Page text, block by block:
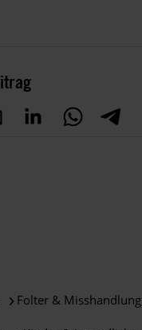
Folter & Misshandlung